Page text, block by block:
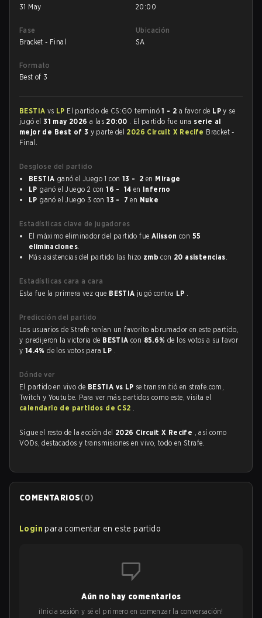
31 May
20:00
Fase
Bracket - Final
Ubicación
SA
Formato
Best of 3
BESTIA vs LP El partido de CS:GO terminó1 - 2 a favor de LPy se
jugó el31 may 2026a las 20:00 . El partido fue una serie al
mejor de Best of 3 y parte del 2026 Circuit X Recife Bracket -
Final.
Desglose del partido
BESTIA ganó el Juego 1 con 13 - 2 en Mirage
LP ganó el Juego 2 con16 - 14 en Inferno
LP ganó el Juego 3 con13 - 7 en Nuke
Estadísticas clave de jugadores
El máximo eliminador del partido fue Alisson con 55
eliminaciones.
Más asistencias del partido las hizo zmb con 20 asistencias.
Estadísticas cara a cara
Esta fue la primera vez que BESTIA jugó contra LP .
Predicción del partido
Los usuarios de Strafe tenían un favorito abrumador en este partido,
y predijeron la victoria de BESTIAcon 85.6%de los votos a su favor
y 14.4%de los votos para LP .
Dónde ver
El partido en vivo de BESTIA vs LP se transmitió en strafe.com,
Twitch y Youtube. Para ver más partidos como este, visita el
calendario de partidos de CS2 .
Sigue el resto de la acción del 2026 Circuit X Recife , así como
VODs, destacados y transmisiones en vivo, todo en Strafe.
COMENTARIOS(0)
Login para comentar en este partido
Aún no hay comentarios
¡Inicia sesión y sé el primero en comenzar la conversación!